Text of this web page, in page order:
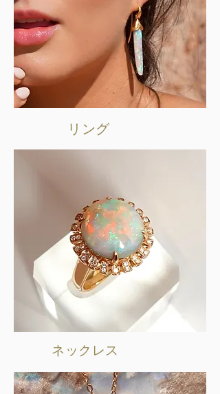
リング
ネックレス